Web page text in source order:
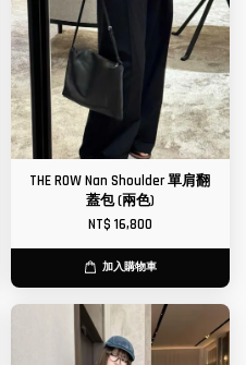
THE ROW Nan Shoulder 單肩翻
蓋包 (兩色)
NT$ 16,800
加入購物車